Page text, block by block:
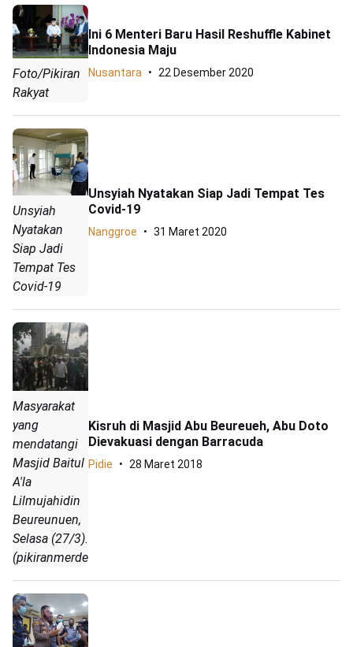
Foto/Pikiran
Rakyat
Ini 6 Menteri Baru Hasil Reshuffle Kabinet
Indonesia Maju
Nusantara 22 Desember 2020
Unsyiah
Nyatakan
Siap Jadi
Tempat Tes
Covid-19
Unsyiah Nyatakan Siap Jadi Tempat Tes
Covid-19
Nanggroe 31 Maret 2020
Masyarakat
yang
mendatangi
Masjid Baitul
A'la
Lilmujahidin
Beureunuen,
Selasa (27/3).
(pikiranmerdeka./facebook..com)
Kisruh di Masjid Abu Beureueh, Abu Doto
Dievakuasi dengan Barracuda
Pidie 28 Maret 2018